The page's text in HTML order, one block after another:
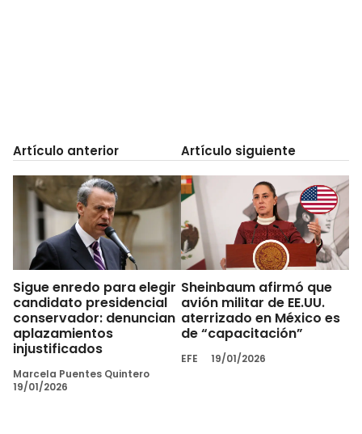
Artículo anterior
Sigue enredo para elegir
candidato presidencial
conservador: denuncian
aplazamientos
injustificados
Marcela Puentes Quintero
19/01/2026
Artículo siguiente
Sheinbaum afirmó que
avión militar de EE.UU.
aterrizado en México es
de “capacitación”
EFE 19/01/2026